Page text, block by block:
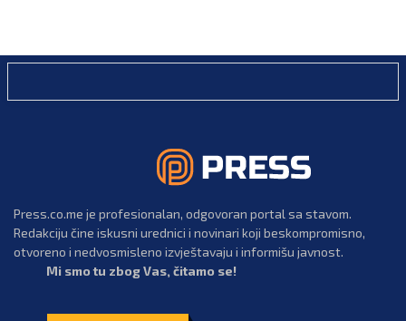
Press.co.me je profesionalan, odgovoran portal sa stavom.
Redakciju čine iskusni urednici i novinari koji beskompromisno,
otvoreno i nedvosmisleno izvještavaju i informišu javnost.
Mi smo tu zbog Vas, čitamo se!